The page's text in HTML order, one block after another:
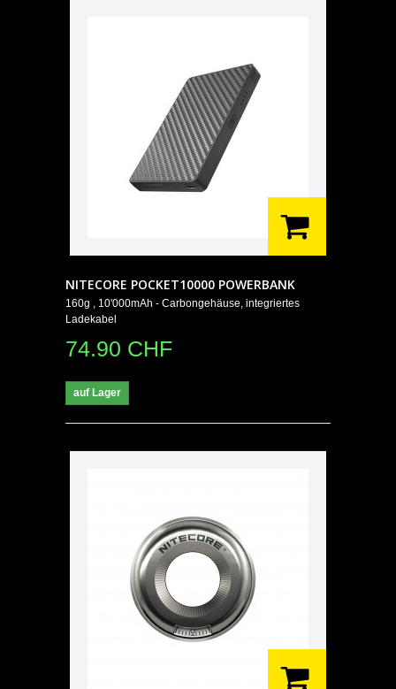
NITECORE POCKET10000 POWERBANK
160g , 10'000mAh - Carbongehäuse, integriertes
Ladekabel
74.90 CHF
auf Lager